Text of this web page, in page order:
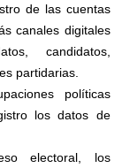
de las cuentas
canales digitales
candidatos,
partidarias.
políticas
los datos de
electoral, los